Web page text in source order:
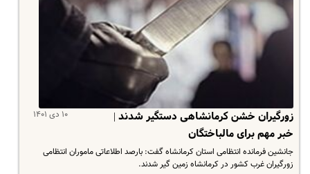
۱۰ دی ۱۴۰۱
زورگیران خشن کرمانشاهی دستگیر شدند |
خبر مهم برای مالباختگان
جانشین فرمانده انتظامی استان کرمانشاه گفت: بارصد اطلاعاتی ماموران انتظامی
زورگیران غرب کشور در کرمانشاه زمین گیر شدند.